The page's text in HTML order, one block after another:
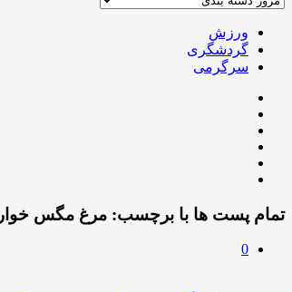
ورزش
گردشگری
سرگرمی
تمام پست ها با برچسب: مرغ مگس خوار
0